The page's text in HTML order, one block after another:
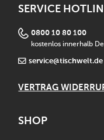
SERVICE
0800 10 80 100
kostenlos innerhalb
service@tischwelt.de
VERTRAG
SHOP